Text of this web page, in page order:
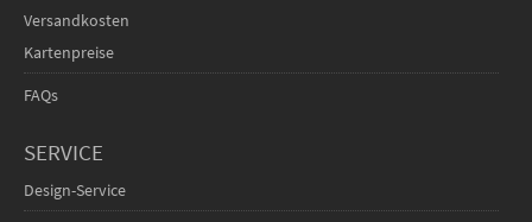
Versandkosten
Kartenpreise
FAQs
SERVICE
Design-Service